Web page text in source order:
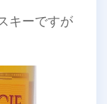
キーですが